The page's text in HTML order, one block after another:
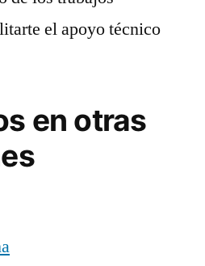
el apoyo técnico
en otras